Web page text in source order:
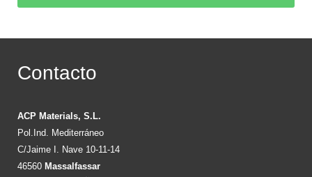
Contacto
ACP Materials, S.L.
Pol.Ind. Mediterráneo
C/Jaime I. Nave 10-11-14
46560 Massalfassar